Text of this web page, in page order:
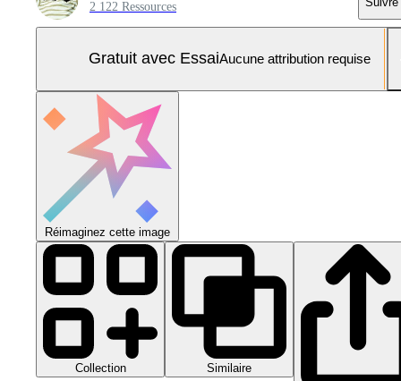
2 122 Ressources
Gratuit avec EssaiAucune attribution requise
Réimaginez cette image
Collection Similaire